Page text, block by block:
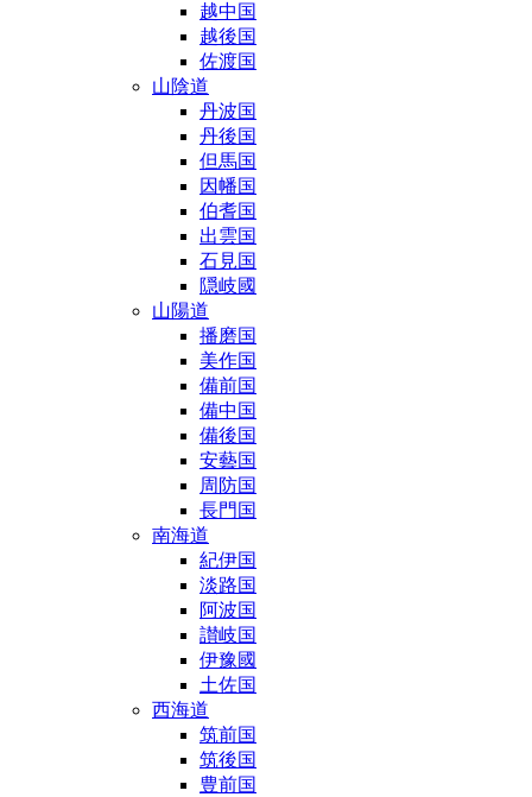
越中国
越後国
佐渡国
山陰道
丹波国
丹後国
但馬国
因幡国
伯耆国
出雲国
石見国
隠岐國
山陽道
播磨国
美作国
備前国
備中国
備後国
安藝国
周防国
長門国
南海道
紀伊国
淡路国
阿波国
讃岐国
伊豫國
土佐国
西海道
筑前国
筑後国
豊前国